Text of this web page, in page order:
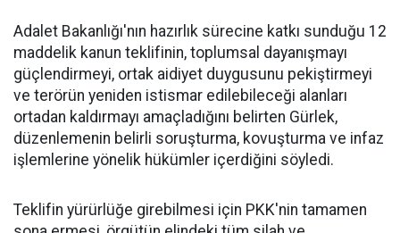
Adalet Bakanlığı'nın hazırlık sürecine katkı sunduğu 12
maddelik kanun teklifinin, toplumsal dayanışmayı
güçlendirmeyi, ortak aidiyet duygusunu pekiştirmeyi
ve terörün yeniden istismar edilebileceği alanları
ortadan kaldırmayı amaçladığını belirten Gürlek,
düzenlemenin belirli soruşturma, kovuşturma ve infaz
işlemlerine yönelik hükümler içerdiğini söyledi.
Teklifin yürürlüğe girebilmesi için PKK'nin tamamen